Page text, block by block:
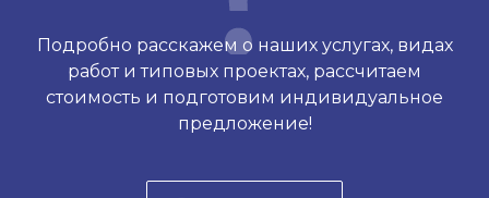
Подробно расскажем о наших услугах, видах
работ и типовых проектах, рассчитаем
стоимость и подготовим индивидуальное
предложение!